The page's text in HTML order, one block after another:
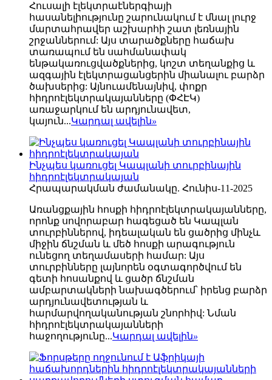
Հուսալի էլեկտրաէներգիայի
հասանելիությունը շարունակում է մնալ լուրջ
մարտահրավեր աշխարհի շատ լեռնային
շրջաններում: Այս տարածքները հաճախ
տառապում են սահմանափակ
ենթակառուցվածքներից, կոշտ տեղանքից և
ազգային էլեկտրացանցերին միանալու բարձր
ծախսերից: Այնուամենայնիվ, փոքր
հիդրոէլեկտրակայանները (ՓՀԷԿ)
առաջարկում են արդյունավետ,
կայուն...Կարդալ ավելին»
Ինչպես կառուցել Կապլանի տուրբինային
հիդրոէլեկտրակայան
Հրապարակման ժամանակը. Հունիս-11-2025
Առանցքային հոսքի հիդրոէլեկտրակայանները,
որոնք սովորաբար հագեցած են Կապլան
տուրբիններով, իդեալական են ցածրից մինչև
միջին ճնշման և մեծ հոսքի արագություն
ունեցող տեղամասերի համար: Այս
տուրբինները լայնորեն օգտագործվում են
գետի հոսանքով և ցածր ճնշման
ամբարտակների նախագծերում՝ իրենց բարձր
արդյունավետության և
հարմարվողականության շնորհիվ: Նման
հիդրոէլեկտրակայանների
հաջողությունը...Կարդալ ավելին»